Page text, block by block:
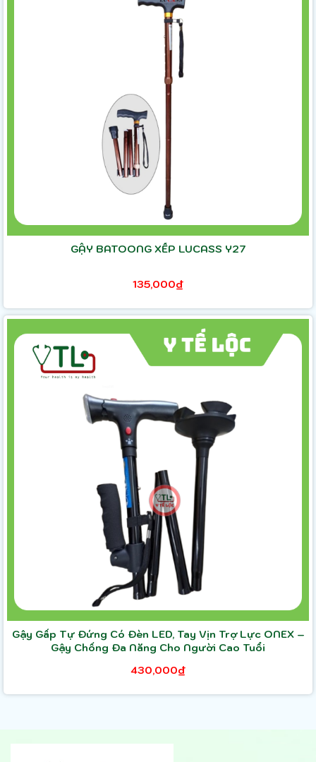
GẬY BATOONG XẾP LUCASS Y27
135,000₫
Gậy Gấp Tự Đứng Có Đèn LED, Tay Vịn Trợ Lực ONEX –
Gậy Chống Đa Năng Cho Người Cao Tuổi
430,000₫